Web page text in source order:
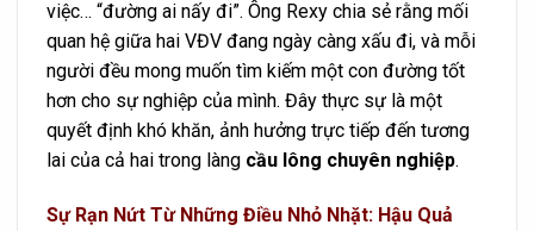
việc… “đường ai nấy đi”. Ông Rexy chia sẻ rằng mối
quan hệ giữa hai VĐV đang ngày càng xấu đi, và mỗi
người đều mong muốn tìm kiếm một con đường tốt
hơn cho sự nghiệp của mình. Đây thực sự là một
quyết định khó khăn, ảnh hưởng trực tiếp đến tương
lai của cả hai trong làng cầu lông chuyên nghiệp.
Sự Rạn Nứt Từ Những Điều Nhỏ Nhặt: Hậu Quả